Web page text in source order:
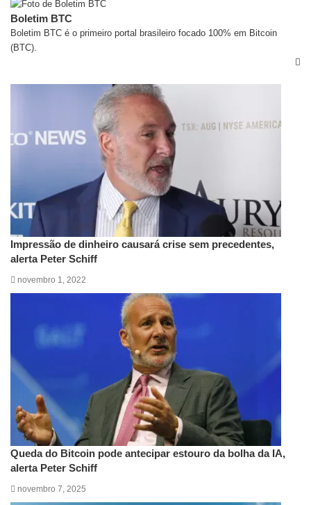
Boletim BTC
Boletim BTC é o primeiro portal brasileiro focado 100% em Bitcoin
(BTC).
Impressão de dinheiro causará crise sem precedentes,
alerta Peter Schiff
novembro 1, 2022
Queda do Bitcoin pode antecipar estouro da bolha da IA,
alerta Peter Schiff
novembro 7, 2025